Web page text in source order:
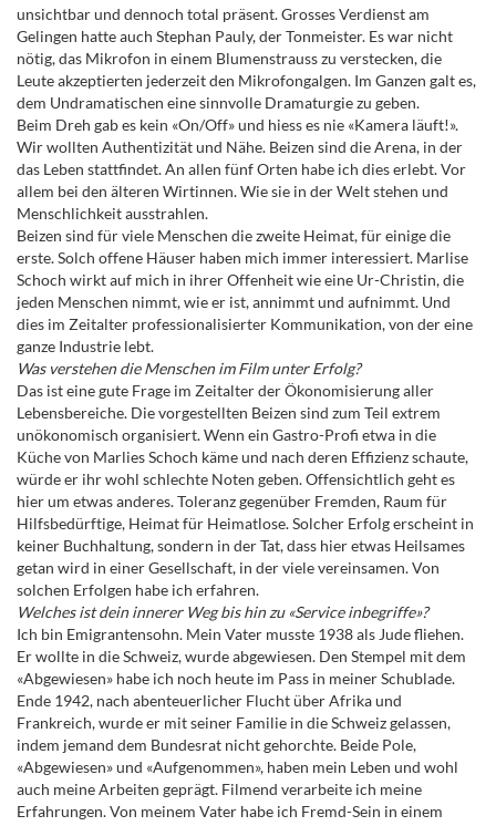
unsichtbar und dennoch total präsent. Grosses Verdienst am
Gelingen hatte auch Stephan Pauly, der Tonmeister. Es war nicht
nötig, das Mikrofon in einem Blumenstrauss zu verstecken, die
Leute akzeptierten jederzeit den Mikrofongalgen. Im Ganzen galt es,
dem Undramatischen eine sinnvolle Dramaturgie zu geben.
Beim Dreh gab es kein «On/Off» und hiess es nie «Kamera läuft!».
Wir wollten Authentizität und Nähe. Beizen sind die Arena, in der
das Leben stattfindet. An allen fünf Orten habe ich dies erlebt. Vor
allem bei den älteren Wirtinnen. Wie sie in der Welt stehen und
Menschlichkeit ausstrahlen.
Beizen sind für viele Menschen die zweite Heimat, für einige die
erste. Solch offene Häuser haben mich immer interessiert. Marlise
Schoch wirkt auf mich in ihrer Offenheit wie eine Ur-Christin, die
jeden Menschen nimmt, wie er ist, annimmt und aufnimmt. Und
dies im Zeitalter professionalisierter Kommunikation, von der eine
ganze Industrie lebt.
Was verstehen die Menschen im Film unter Erfolg?
Das ist eine gute Frage im Zeitalter der Ökonomisierung aller
Lebensbereiche. Die vorgestellten Beizen sind zum Teil extrem
unökonomisch organisiert. Wenn ein Gastro-Profi etwa in die
Küche von Marlies Schoch käme und nach deren Effizienz schaute,
würde er ihr wohl schlechte Noten geben. Offensichtlich geht es
hier um etwas anderes. Toleranz gegenüber Fremden, Raum für
Hilfsbedürftige, Heimat für Heimatlose. Solcher Erfolg erscheint in
keiner Buchhaltung, sondern in der Tat, dass hier etwas Heilsames
getan wird in einer Gesellschaft, in der viele vereinsamen. Von
solchen Erfolgen habe ich erfahren.
Welches ist dein innerer Weg bis hin zu «Service inbegriffe»?
Ich bin Emigrantensohn. Mein Vater musste 1938 als Jude fliehen.
Er wollte in die Schweiz, wurde abgewiesen. Den Stempel mit dem
«Abgewiesen» habe ich noch heute im Pass in meiner Schublade.
Ende 1942, nach abenteuerlicher Flucht über Afrika und
Frankreich, wurde er mit seiner Familie in die Schweiz gelassen,
indem jemand dem Bundesrat nicht gehorchte. Beide Pole,
«Abgewiesen» und «Aufgenommen», haben mein Leben und wohl
auch meine Arbeiten geprägt. Filmend verarbeite ich meine
Erfahrungen. Von meinem Vater habe ich Fremd-Sein in einem